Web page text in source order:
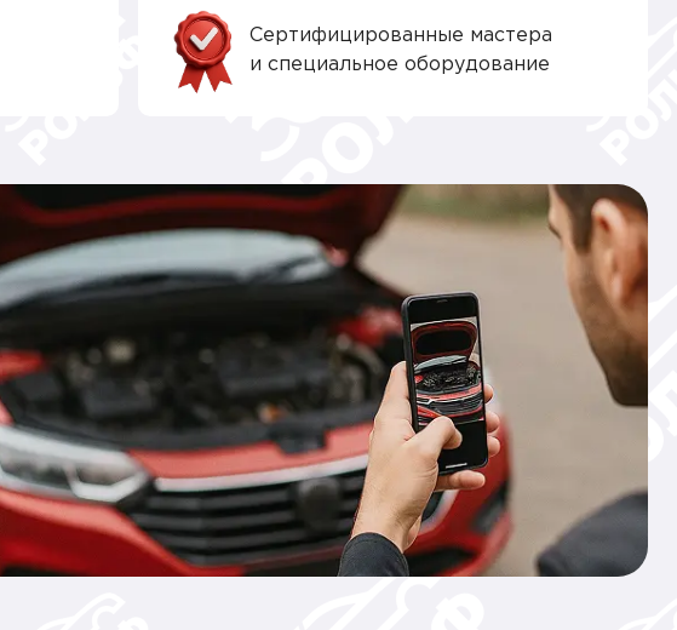
Сертифицированные мастера
и специальное оборудование